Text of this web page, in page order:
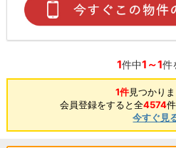
1件中1～1件
1件見つかりま
会員登録をすると全4574
今すぐ見